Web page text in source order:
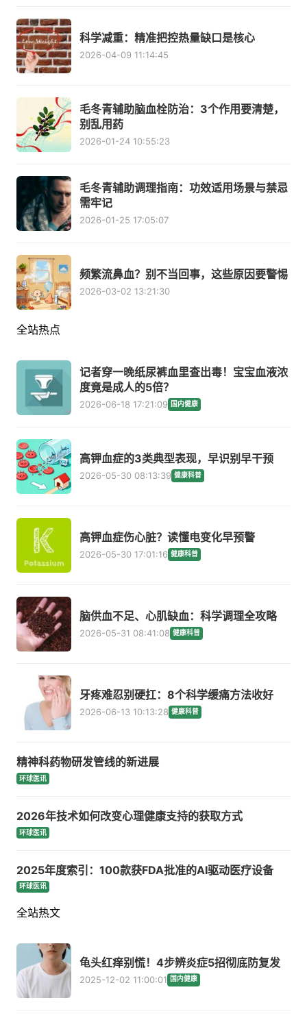
科学减重：精准把控热量缺口是核心
2026-04-09 11:14:45
毛冬青辅助脑血栓防治：3个作用要清楚，
别乱用药
2026-01-24 10:55:23
毛冬青辅助调理指南：功效适用场景与禁忌
需牢记
2026-01-25 17:05:07
频繁流鼻血？别不当回事，这些原因要警惕
2026-03-02 13:21:30
全站热点
记者穿一晚纸尿裤血里查出毒！宝宝血液浓
度竟是成人的5倍？
2026-06-18 17:21:09 国内健康
高钾血症的3类典型表现，早识别早干预
2026-05-30 08:13:39 健康科普
高钾血症伤心脏？读懂电变化早预警
2026-05-30 17:01:16 健康科普
脑供血不足、心肌缺血：科学调理全攻略
2026-05-31 08:41:08 健康科普
牙疼难忍别硬扛：8个科学缓痛方法收好
2026-06-13 10:13:28 健康科普
精神科药物研发管线的新进展
环球医讯
2026年技术如何改变心理健康支持的获取方式
环球医讯
2025年度索引：100款获FDA批准的AI驱动医疗设备
环球医讯
全站热文
龟头红痒别慌！4步辨炎症5招彻底防复发
2025-12-02 11:00:01 国内健康